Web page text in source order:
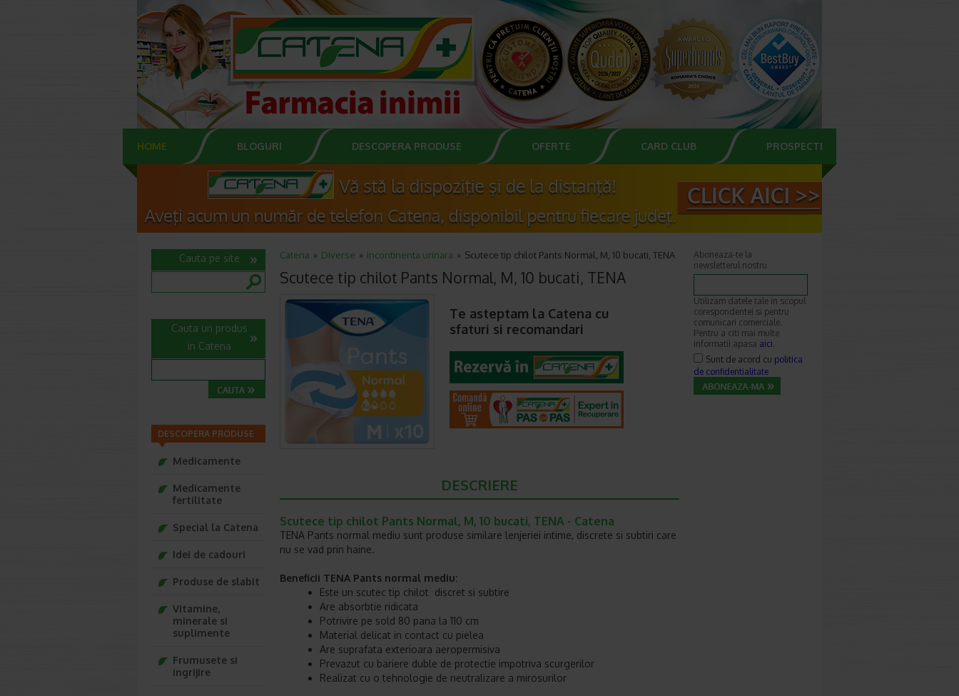
HOME BLOGURI DESCOPERA PRODUSE OFERTE CARD CLUB PROSPECTE
Catena Diverse Incontinenta urinara Scutece tip chilot Pants Normal, M, 10 bucati, TENA
Scutece tip chilot Pants Normal, M, 10 bucati, TENA
Te asteptam la Catena cu
sfaturi si recomandari
DESCRIERE
Scutece tip chilot Pants Normal, M, 10 bucati, TENA - Catena
TENA Pants normal mediu sunt produse similare lenjeriei intime, discrete si subtiri care
nu se vad prin haine.
Beneficii TENA Pants normal mediu:
Este un scutec tip chilot discret si subtire
Are absorbtie ridicata
Potrivire pe sold 80 pana la 110 cm
Material delicat in contact cu pielea
Are suprafata exterioara aeropermisiva
Prevazut cu bariere duble de protectie impotriva scurgerilor
Realizat cu o tehnologie de neutralizare a mirosurilor
Cauta pe site
Cauta un produs
in Catena
DESCOPERA PRODUSE
Medicamente
Medicamente
fertilitate
Special la Catena
Idei de cadouri
Produse de slabit
Vitamine,
minerale si
suplimente
Frumusete si
ingrijire
Aboneaza-te la
newsletterul nostru
Utilizam datele tale in scopul
corespondentei si pentru
comunicari comerciale.
Pentru a citi mai multe
informatii apasa aici.
Sunt de acord cu politica
de confidentialitate